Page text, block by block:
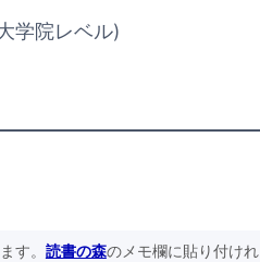
学院レベル)
す。 読書の森のメモ欄に貼り付けれ